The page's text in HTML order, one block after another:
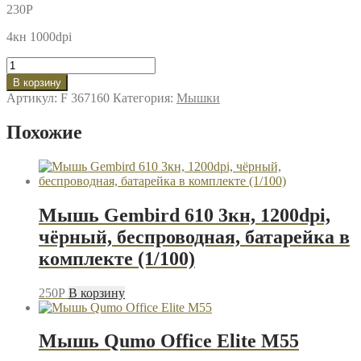
230P
4кн 1000dpi
Количество
товара
Мышь
Defender
MB-
черный
В корзину
Артикул: F 367160 Категория: Мышки
Похожие
Мышь Gembird 610 3кн, 1200dpi,
чёрный, беспроводная, батарейка в
комплекте (1/100)
250P В корзину
Мышь Qumo Office Elite M55